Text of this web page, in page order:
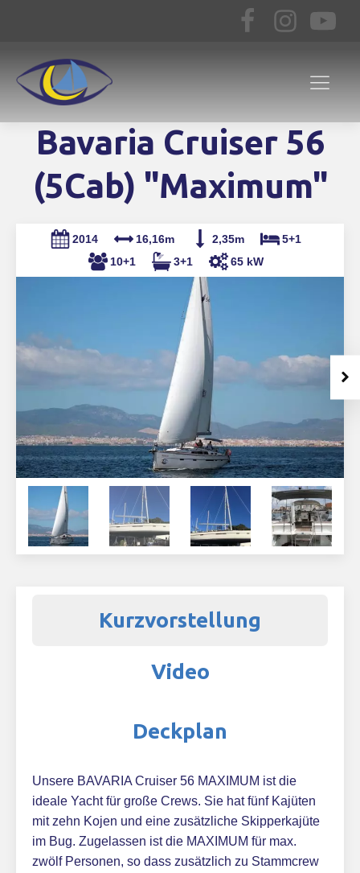
Bavaria Cruiser 56
(5Cab) "Maximum"
2014 16,16m 2,35m
5+1
10+1
3+1 65 kW
Kurzvorstellung
Video
Deckplan
Unsere BAVARIA Cruiser 56 MAXIMUM ist die
ideale Yacht für große Crews. Sie hat fünf Kajüten
mit zehn Kojen und eine zusätzliche Skipperkajüte
im Bug. Zugelassen ist die MAXIMUM für max.
zwölf Personen, so dass zusätzlich zu Stammcrew